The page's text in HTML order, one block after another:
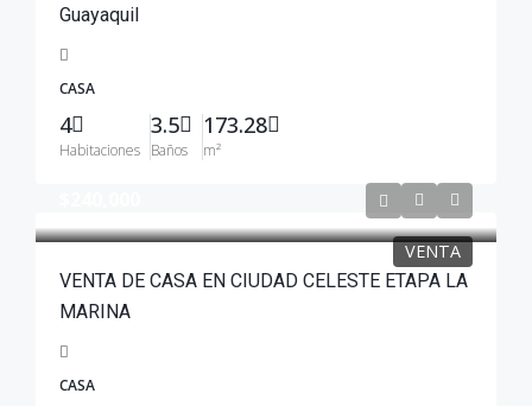
Guayaquil
CASA
4
Habitaciones
3.5
Baños
173.28
m²
VENTA
VENTA DE CASA EN CIUDAD CELESTE ETAPA LA
MARINA
CASA